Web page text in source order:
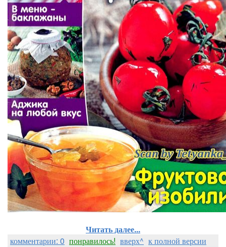
Читать далее...
комментарии: 0 понравилось! вверх^ к полной версии